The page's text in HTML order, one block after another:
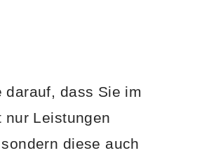
darauf, dass Sie im
nur Leistungen
diese auch